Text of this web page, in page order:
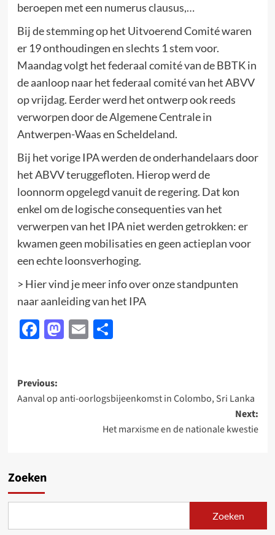
beroepen met een numerus clausus,…
Bij de stemming op het Uitvoerend Comité waren
er 19 onthoudingen en slechts 1 stem voor.
Maandag volgt het federaal comité van de BBTK in
de aanloop naar het federaal comité van het ABVV
op vrijdag. Eerder werd het ontwerp ook reeds
verworpen door de Algemene Centrale in
Antwerpen-Waas en Scheldeland.
Bij het vorige IPA werden de onderhandelaars door
het ABVV teruggefloten. Hierop werd de
loonnorm opgelegd vanuit de regering. Dat kon
enkel om de logische consequenties van het
verwerpen van het IPA niet werden getrokken: er
kwamen geen mobilisaties en geen actieplan voor
een echte loonsverhoging.
> Hier vind je meer info over onze standpunten
naar aanleiding van het IPA
Facebook
Mastodon
EmailDelen
Post
navigation
Previous:
Aanval op anti-oorlogsbijeenkomst in Colombo, Sri Lanka
Next:
Het marxisme en de nationale kwestie
Zoeken
Zoeken